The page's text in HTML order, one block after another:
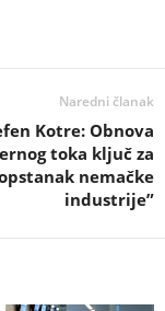
Naredni članak
Kotre: Obnova
toka ključ za
nemačke
industrije”